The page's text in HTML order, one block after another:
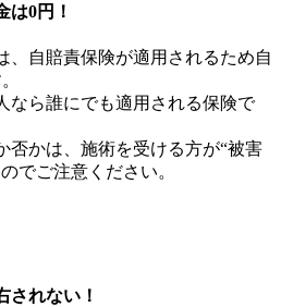
は0円！
、自賠責保険が適用されるため自
なら誰にでも適用される保険で
否かは、施術を受ける方が“被害
でご注意ください。
されない！